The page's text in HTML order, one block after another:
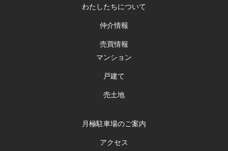
わたしたちについて
仲介情報
売買情報
マンション
戸建て
売土地
月極駐車場のご案内
アクセス